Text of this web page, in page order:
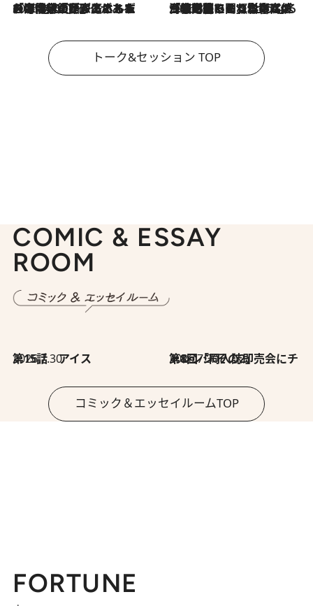
2026.8.3
「今後値上げがあるとすれば…」「リスクがあるのは今年の冬」エネルギー専門家が語る、ホルムズ海峡封鎖が家庭にもたらす“ある心配” 2026.8.3
「住宅建てられない…」「サーチャージ料の高値が続いている」ホルムズ海峡封鎖による影響はいつまで続く？《エネルギー専門家に聞く“どうなる日本の暮らし”》
トーク&セッション TOP
COMIC & ESSAY
ROOM
2026.7.30
第15話 アイス 2026.7.30
第8回「同人誌即売会にチャレンジ その2」
コミック＆エッセイルームTOP
FORTUNE